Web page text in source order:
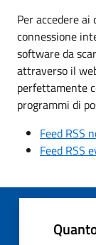
Per accedere
connessione
software da
attraverso il
perfettamente
programmi di
Feed RSS
Feed RSS